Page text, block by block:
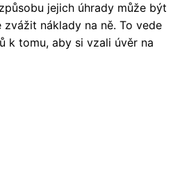
jejich úhrady může být
náklady na ně. To vede
k tomu, aby si vzali úvěr na